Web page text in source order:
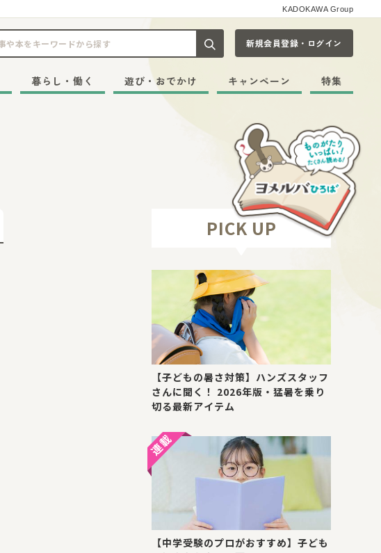
KADOKAWA Group
記事や本をキーワードから探す
新規会員登録・ログイン
暮らし・働く 遊び・おでかけ キャンペーン 特集
PICK UP
【子どもの暑さ対策】ハンズスタッフ
さんに聞く！ 2026年版・猛暑を乗り
切る最新アイテム
【中学受験のプロがおすすめ】子ども